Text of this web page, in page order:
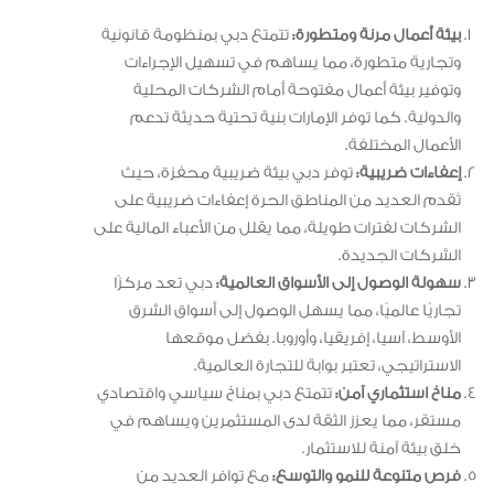
بيئة أعمال مرنة ومتطورة:تتمتع دبي بمنظومة قانونية
وتجارية متطورة، مما يساهم في تسهيل الإجراءات
وتوفير بيئة أعمال مفتوحة أمام الشركات المحلية
والدولية. كما توفر الإمارات بنية تحتية حديثة تدعم
الأعمال المختلفة.
إعفاءات ضريبية:توفر دبي بيئة ضريبية محفزة، حيث
تُقدم العديد من المناطق الحرة إعفاءات ضريبية على
الشركات لفترات طويلة، مما يقلل من الأعباء المالية على
الشركات الجديدة.
سهولة الوصول إلى الأسواق العالمية:دبي تعد مركزًا
تجاريًا عالميًا، مما يسهل الوصول إلى أسواق الشرق
الأوسط، آسيا، إفريقيا، وأوروبا. بفضل موقعها
الاستراتيجي، تعتبر بوابة للتجارة العالمية.
مناخ استثماري آمن:تتمتع دبي بمناخ سياسي واقتصادي
مستقر، مما يعزز الثقة لدى المستثمرين ويساهم في
خلق بيئة آمنة للاستثمار.
فرص متنوعة للنمو والتوسع:مع توافر العديد من